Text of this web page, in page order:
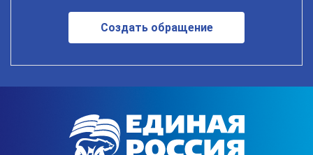
Создать обращение